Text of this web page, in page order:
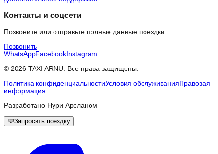
Контакты и соцсети
Позвоните или отправьте полные данные поездки
Позвонить
WhatsAppFacebookInstagram
© 2026 TAXI ARNU. Все права защищены.
Политика конфиденциальностиУсловия обслуживанияПравовая
информация
Разработано Нури Арсланом
💬Запросить поездку